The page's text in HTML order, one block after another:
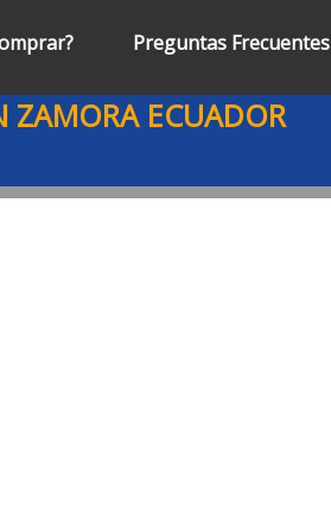
Preguntas Frecuentes
ZAMORA ECUADOR